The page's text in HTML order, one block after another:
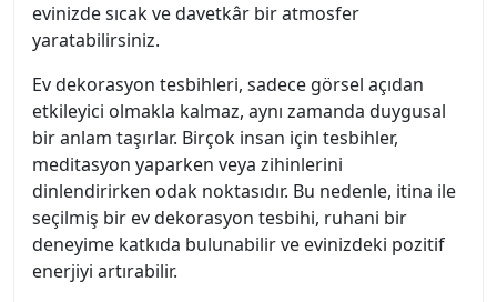
evinizde sıcak ve davetkâr bir atmosfer
yaratabilirsiniz.
Ev dekorasyon tesbihleri, sadece görsel açıdan
etkileyici olmakla kalmaz, aynı zamanda duygusal
bir anlam taşırlar. Birçok insan için tesbihler,
meditasyon yaparken veya zihinlerini
dinlendirirken odak noktasıdır. Bu nedenle, itina ile
seçilmiş bir ev dekorasyon tesbihi, ruhani bir
deneyime katkıda bulunabilir ve evinizdeki pozitif
enerjiyi artırabilir.